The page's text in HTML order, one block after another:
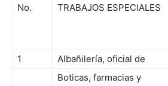
No.
TRABAJOS ESPECIALES
1 Albañilería, oficial de
Boticas, farmacias y